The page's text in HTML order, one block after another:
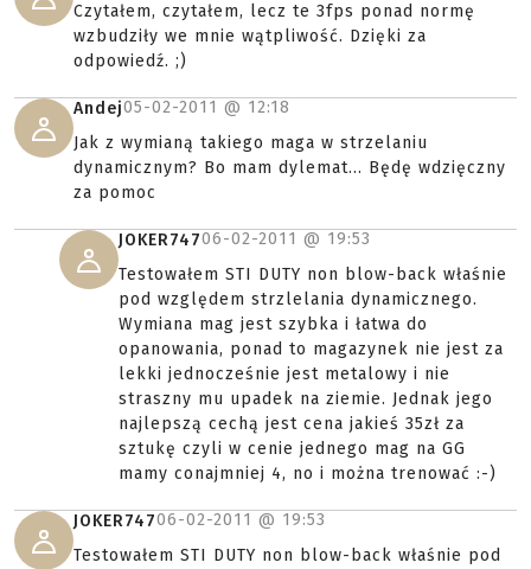
Czytałem, czytałem, lecz te 3fps ponad normę
wzbudziły we mnie wątpliwość. Dzięki za
odpowiedź. ;)
Andej05-02-2011 @ 12:18
Jak z wymianą takiego maga w strzelaniu
dynamicznym? Bo mam dylemat... Będę wdzięczny
za pomoc
JOKER74706-02-2011 @ 19:53
Testowałem STI DUTY non blow-back właśnie
pod względem strzlelania dynamicznego.
Wymiana mag jest szybka i łatwa do
opanowania, ponad to magazynek nie jest za
lekki jednocześnie jest metalowy i nie
straszny mu upadek na ziemie. Jednak jego
najlepszą cechą jest cena jakieś 35zł za
sztukę czyli w cenie jednego mag na GG
mamy conajmniej 4, no i można trenować :-)
JOKER74706-02-2011 @ 19:53
Testowałem STI DUTY non blow-back właśnie pod